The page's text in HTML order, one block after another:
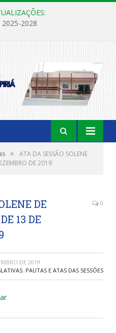
2028
»
ATA DA SESSÃO SOLENE
DE 2019
DE
13 DE
0
DE 2019
, PAUTAS E ATAS DAS SESSÕES